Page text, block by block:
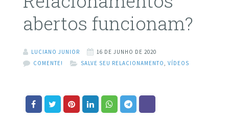
abertos funcionam?
LUCIANO JUNIOR
16 DE JUNHO DE 2020
COMENTE!
SALVE SEU RELACIONAMENTO VÍDEOS